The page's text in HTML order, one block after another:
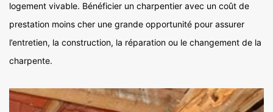
logement vivable. Bénéficier un charpentier avec un coût de
prestation moins cher une grande opportunité pour assurer
l’entretien, la construction, la réparation ou le changement de la
charpente.